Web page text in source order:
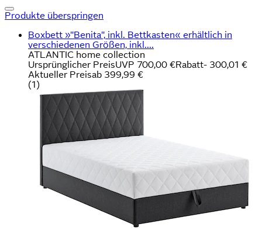
Produkte überspringen
Boxbett »"Benita", inkl. Bettkasten« erhältlich in
verschiedenen Größen, inkl....
ATLANTIC home collection
Ursprünglicher PreisUVP 700,00 €Rabatt- 300,01 €
Aktueller Preisab 399,99 €
(1)